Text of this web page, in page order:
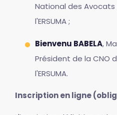
National des
l'ERSUMA ;
Bienvenu BABELA,
Président de la CNO
l'ERSUMA.
Inscription en ligne